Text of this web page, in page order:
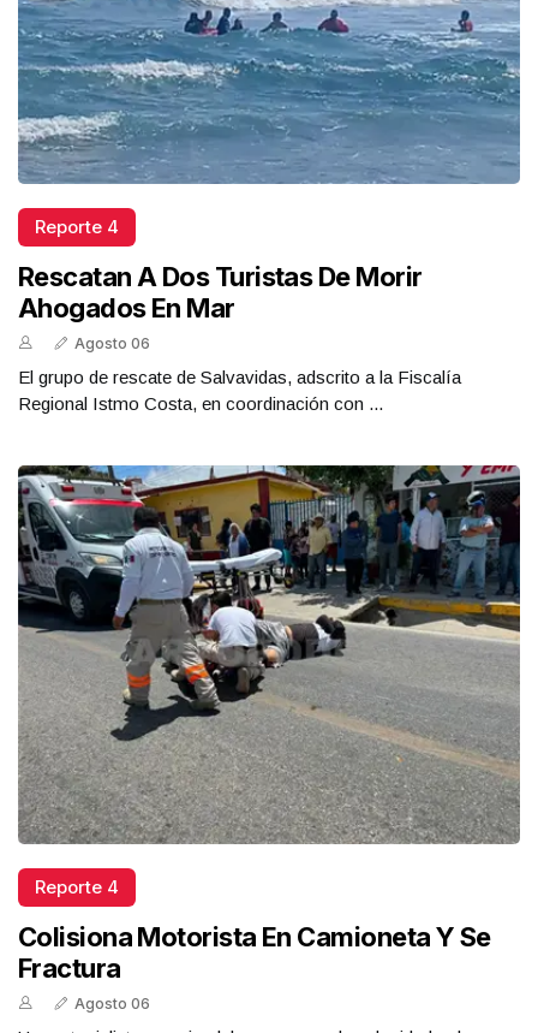
Reporte 4
Rescatan A Dos Turistas De Morir
Ahogados En Mar
Agosto 06
El grupo de rescate de Salvavidas, adscrito a la Fiscalía
Regional Istmo Costa, en coordinación con ...
Reporte 4
Colisiona Motorista En Camioneta Y Se
Fractura
Agosto 06